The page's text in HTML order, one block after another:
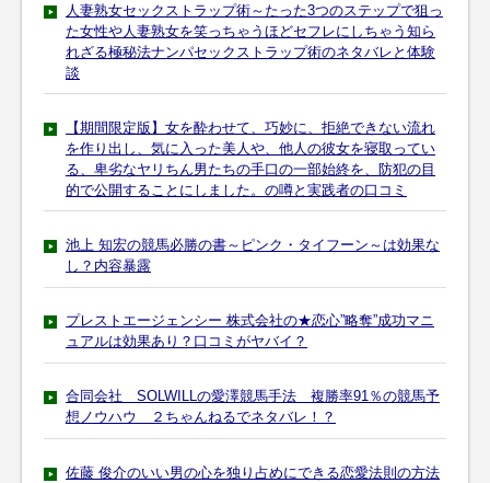
人妻熟女セックストラップ術～たった3つのステップで狙っ
た女性や人妻熟女を笑っちゃうほどセフレにしちゃう知ら
れざる極秘法ナンパセックストラップ術のネタバレと体験
談
【期間限定版】女を酔わせて、巧妙に、拒絶できない流れ
を作り出し、気に入った美人や、他人の彼女を寝取ってい
る、卑劣なヤリちん男たちの手口の一部始終を、防犯の目
的で公開することにしました。の噂と実践者の口コミ
池上 知宏の競馬必勝の書～ピンク・タイフーン～は効果な
し？内容暴露
プレストエージェンシー 株式会社の★恋心”略奪”成功マニ
ュアルは効果あり？口コミがヤバイ？
合同会社 SOLWILLの愛澤競馬手法 複勝率91％の競馬予
想ノウハウ ２ちゃんねるでネタバレ！？
佐藤 俊介のいい男の心を独り占めにできる恋愛法則の方法